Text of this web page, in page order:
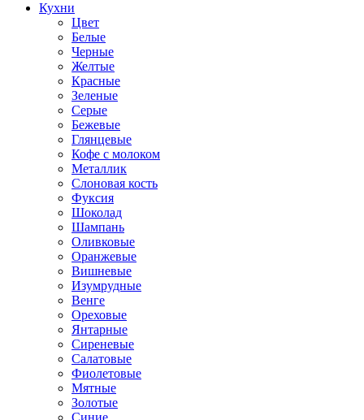
Кухни
Цвет
Белые
Черные
Желтые
Красные
Зеленые
Серые
Бежевые
Глянцевые
Кофе с молоком
Металлик
Слоновая кость
Фуксия
Шоколад
Шампань
Оливковые
Оранжевые
Вишневые
Изумрудные
Венге
Ореховые
Янтарные
Сиреневые
Салатовые
Фиолетовые
Мятные
Золотые
Синие